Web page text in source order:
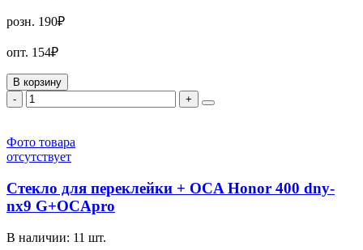
розн. 190₽
опт. 154₽
В корзину
-
+
Фото товара
отсутствует
Стекло для переклейки + OCA Honor 400 dny-
nx9 G+OCApro
В наличии: 11 шт.